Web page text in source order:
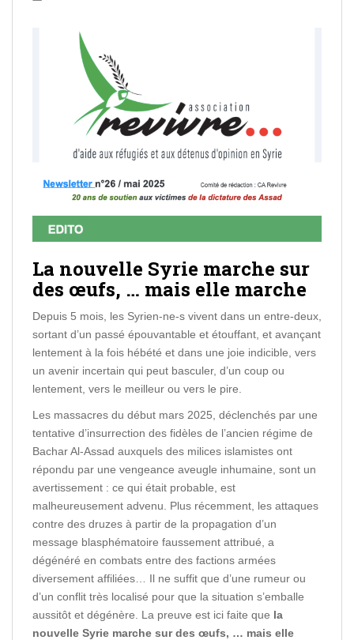
La nouvelle Syrie marche sur
des œufs, … mais elle marche
Depuis 5 mois, les Syrien-ne-s vivent dans un entre-deux,
sortant d’un passé épouvantable et étouffant, et avançant
lentement à la fois hébété et dans une joie indicible, vers
un avenir incertain qui peut basculer, d’un coup ou
lentement, vers le meilleur ou vers le pire.
Les massacres du début mars 2025, déclenchés par une
tentative d’insurrection des fidèles de l’ancien régime de
Bachar Al-Assad auxquels des milices islamistes ont
répondu par une vengeance aveugle inhumaine, sont un
avertissement : ce qui était probable, est
malheureusement advenu. Plus récemment, les attaques
contre des druzes à partir de la propagation d’un
message blasphématoire faussement attribué, a
dégénéré en combats entre des factions armées
diversement affiliées… Il ne suffit que d’une rumeur ou
d’un conflit très localisé pour que la situation s’emballe
aussitôt et dégénère. La preuve est ici faite que la
nouvelle Syrie marche sur des œufs, … mais elle